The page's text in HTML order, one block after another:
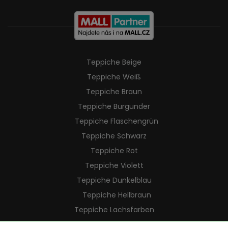
Teppiche Beige
Teppiche Weiß
Teppiche Braun
Teppiche Burgunder
Teppiche Flaschengrün
Teppiche Schwarz
Teppiche Rot
Teppiche Violett
Teppiche Dunkelblau
Teppiche Hellbraun
Teppiche Lachsfarben
Teppiche Cremefarben